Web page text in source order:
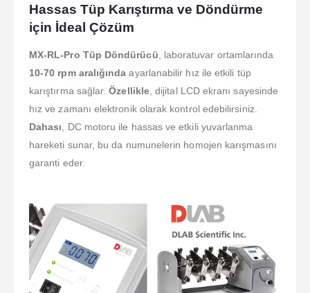
Hassas Tüp Karıştırma ve Döndürme
için İdeal Çözüm
MX-RL-Pro Tüp Döndürücü , laboratuvar ortamlarında
10-70 rpm aralığında ayarlanabilir hız ile etkili tüp
karıştırma sağlar.Özellikle, dijital LCD ekranı sayesinde
hız ve zamanı elektronik olarak kontrol edebilirsiniz.
Dahası , DC motoru ile hassas ve etkili yuvarlanma
hareketi sunar, bu da numunelerin homojen karışmasını
garanti eder.